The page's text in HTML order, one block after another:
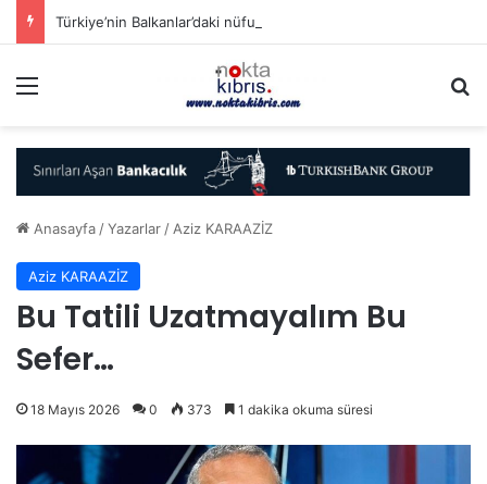
Anasayfa /Yazarlar / Aziz KARAAZİZ
Aziz KARAAZİZ
Bu Tatili Uzatmayalım Bu
Sefer…
18 Mayıs 2026 0 373 1 dakika okuma süresi